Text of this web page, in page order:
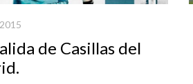
de Casillas del